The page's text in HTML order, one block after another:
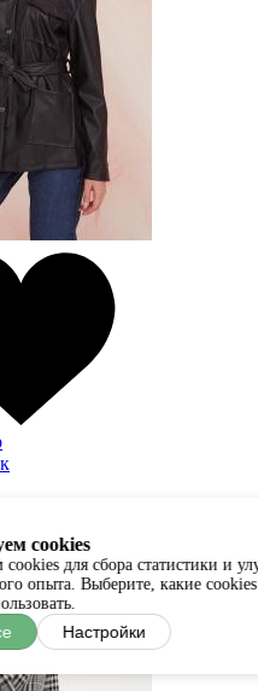
cookies
для сбора статистики и
опыта. Выберите, какие
Настройки